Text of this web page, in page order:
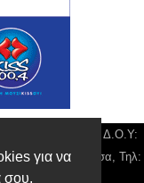
για να
σου.
ΑΦΜ: 043750542, Δ.Ο.Υ:
τ.κ 41222 Λάρισα, Τηλ: